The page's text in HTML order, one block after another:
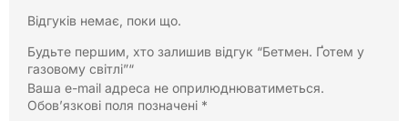
Відгуків немає, поки що.
Будьте першим, хто залишив відгук “Бетмен. Ґотем у
газовому світлі”“
Ваша e-mail адреса не оприлюднюватиметься.
Обов’язкові поля позначені *